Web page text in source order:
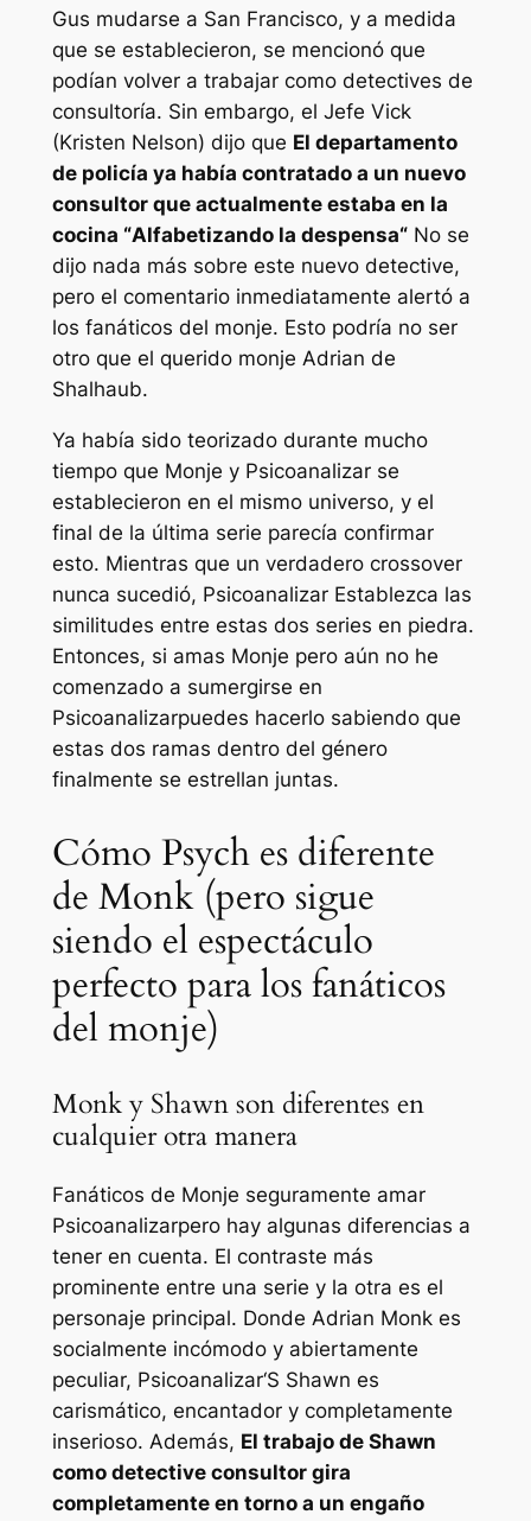
Gus mudarse a San Francisco, y a medida
que se establecieron, se mencionó que
podían volver a trabajar como detectives de
consultoría. Sin embargo, el Jefe Vick
(Kristen Nelson) dijo que El departamento
de policía ya había contratado a un nuevo
consultor que actualmente estaba en la
cocina “Alfabetizando la despensa“No se
dijo nada más sobre este nuevo detective,
pero el comentario inmediatamente alertó a
los fanáticos del monje. Esto podría no ser
otro que el querido monje Adrian de
Shalhaub.
Ya había sido teorizado durante mucho
tiempo que Monje y Psicoanalizarse
establecieron en el mismo universo, y el
final de la última serie parecía confirmar
esto. Mientras que un verdadero crossover
nunca sucedió, PsicoanalizarEstablezca las
similitudes entre estas dos series en piedra.
Entonces, si amas Monje pero aún no he
comenzado a sumergirse en
Psicoanalizarpuedes hacerlo sabiendo que
estas dos ramas dentro del género
finalmente se estrellan juntas.
Cómo Psych es diferente
de Monk (pero sigue
siendo el espectáculo
perfecto para los fanáticos
del monje)
Monk y Shawn son diferentes en
cualquier otra manera
Fanáticos de Monje seguramente amar
Psicoanalizarpero hay algunas diferencias a
tener en cuenta. El contraste más
prominente entre una serie y la otra es el
personaje principal. Donde Adrian Monk es
socialmente incómodo y abiertamente
peculiar, Psicoanalizar‘S Shawn es
carismático, encantador y completamente
inserioso. Además, El trabajo de Shawn
como detective consultor gira
completamente en torno a un engaño